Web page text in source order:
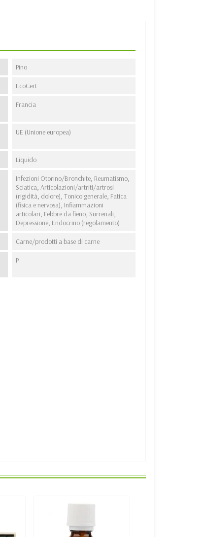
Pino
EcoCert
Francia
UE (Unione europea)
Liquido
Infezioni Otorino/Bronchite, Reumatismo,
Sciatica, Articolazioni/artriti/artrosi
(rigidità, dolore), Tonico generale, Fatica
(fisica e nervosa), Infiammazioni
articolari, Febbre da fieno, Surrenali,
Depressione, Endocrino (regolamento)
Carne/prodotti a base di carne
P